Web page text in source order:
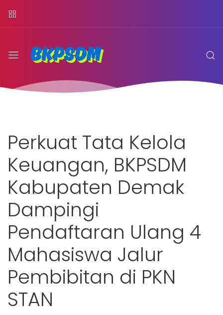
Perkuat Tata Kelola
Keuangan, BKPSDM
Kabupaten Demak
Dampingi
Pendaftaran Ulang 4
Mahasiswa Jalur
Pembibitan di PKN
STAN